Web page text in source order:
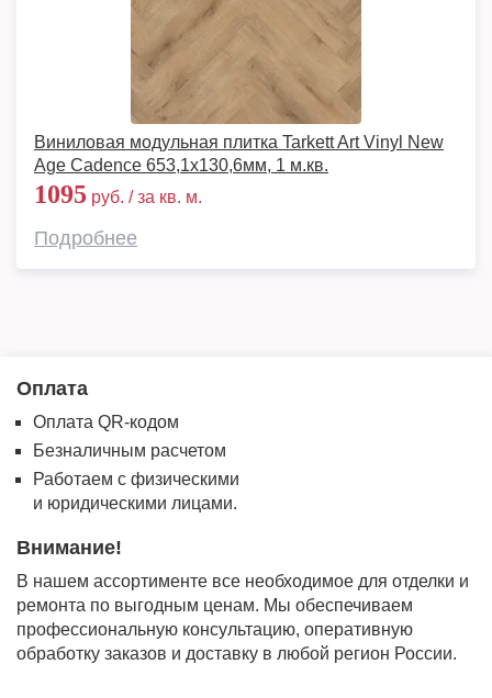
Виниловая модульная плитка Tarkett Art Vinyl New
Age Cadence 653,1х130,6мм, 1 м.кв.
1095 руб. / за кв. м.
Подробнее
Оплата
Оплата QR-кодом
Безналичным расчетом
Работаем с физическими
и юридическими лицами.
Внимание!
В нашем ассортименте все необходимое для отделки и
ремонта по выгодным ценам. Мы обеспечиваем
профессиональную консультацию, оперативную
обработку заказов и доставку в любой регион России.